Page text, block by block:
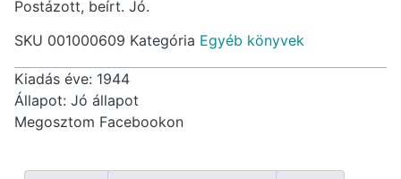
Postázott, beírt. Jó.
SKU 001000609 Kategória Egyéb könyvek
Kiadás éve: 1944
Állapot: Jó állapot
Megosztom Facebookon